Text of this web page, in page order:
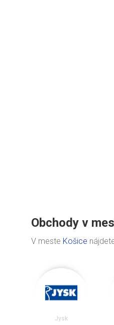
Obchody v
V meste Košice
Jysk